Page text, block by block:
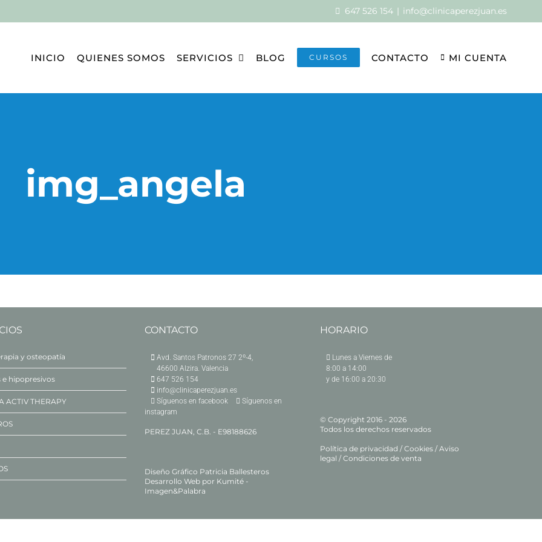
647 526 154 | info@clinicaperezjuan.es
INICIO QUIENES SOMOS SERVICIOS BLOG CURSOS CONTACTO MI CUENTA
img_angela
y osteopatía
e hipopresivos
ACTIV THERAPY
CONTACTO
Avd. Santos Patronos 27 2º-4,
46600 Alzira. Valencia
647 526 154
info@clinicaperezjuan.es
Síguenos en facebook
Síguenos en
instagram
PEREZ JUAN, C.B. - E98188626
Diseño Gráfico Patricia Ballesteros
Desarrollo Web por Kumité -
Imagen&Palabra
HORARIO
Lunes a Viernes de
8:00 a 14:00
y de 16:00 a 20:30
© Copyright 2016 - 2026
Todos los derechos reservados
Política de privacidad /Cookies/Aviso
legal /Condiciones de venta